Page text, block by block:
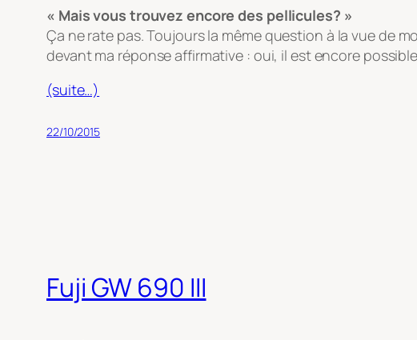
« Mais vous trouvez encore des pellicules? »
Ça ne rate pas. Toujours la même question à la vue de
devant ma réponse affirmative : oui, il est encore
(suite…)
22/10/2015
Fuji GW 690 III